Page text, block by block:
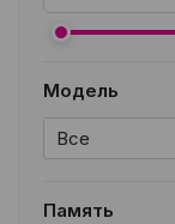
Модель
Все
Память